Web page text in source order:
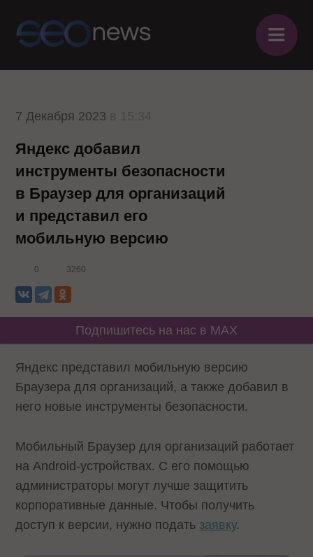
≡
7 Декабря 2023
Яндекс добавил
инструменты безопасности
в Браузер для организаций
и представил его
мобильную версию
0 3260
Подпишитесь на нас в MAX
Яндекс представил мобильную версию
Браузера для организаций, а также добавил в
него новые инструменты безопасности.
Мобильный Браузер для организаций работает
на Android-устройствах. С его помощью
администраторы могут лучше защитить
корпоративные данные. Чтобы получить
доступ к версии, нужно подать заявку.